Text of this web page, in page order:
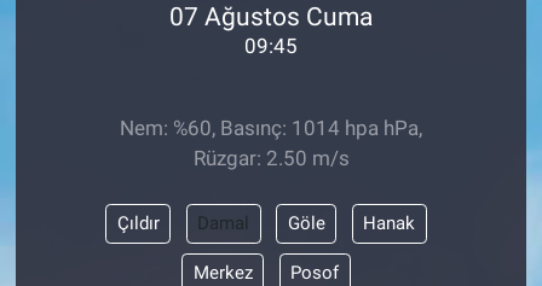
07 Ağustos Cuma
09:45
Nem: %60, Basınç: 1014 hpa hPa,
Rüzgar: 2.50 m/s
Çıldır Damal Göle Hanak
Merkez Posof